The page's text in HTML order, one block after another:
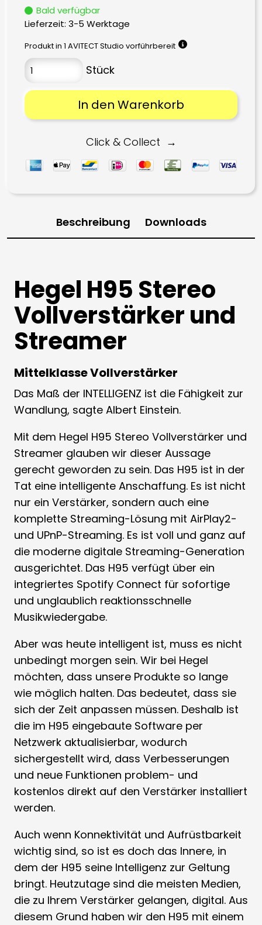
Bald verfügbar
Lieferzeit: 3-5 Werktage
Produkt in 1 AVITECT Studio vorführbereit
In den Warenkorb
Click & Collect
Beschreibung Downloads
Hegel H95 Stereo
Vollverstärker und
Streamer
Mittelklasse Vollverstärker
Das Maß der INTELLIGENZ ist die Fähigkeit zur
Wandlung, sagte Albert Einstein.
Mit dem Hegel H95 Stereo Vollverstärker und
Streamer glauben wir dieser Aussage
gerecht geworden zu sein. Das H95 ist in der
Tat eine intelligente Anschaffung. Es ist nicht
nur ein Verstärker, sondern auch eine
komplette Streaming-Lösung mit AirPlay2-
und UPnP-Streaming. Es ist voll und ganz auf
die moderne digitale Streaming-Generation
ausgerichtet. Das H95 verfügt über ein
integriertes Spotify Connect für sofortige
und unglaublich reaktionsschnelle
Musikwiedergabe.
Aber was heute intelligent ist, muss es nicht
unbedingt morgen sein. Wir bei Hegel
möchten, dass unsere Produkte so lange
wie möglich halten. Das bedeutet, dass sie
sich der Zeit anpassen müssen. Deshalb ist
die im H95 eingebaute Software per
Netzwerk aktualisierbar, wodurch
sichergestellt wird, dass Verbesserungen
und neue Funktionen problem- und
kostenlos direkt auf den Verstärker installiert
werden.
Auch wenn Konnektivität und Aufrüstbarkeit
wichtig sind, so ist es doch das Innere, in
dem der H95 seine Intelligenz zur Geltung
bringt. Heutzutage sind die meisten Medien,
die zu Ihrem Verstärker gelangen, digital. Aus
diesem Grund haben wir den H95 mit einem